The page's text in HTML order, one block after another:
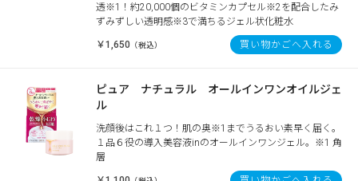
透※1！約20,000個のビタミンカプセル※2を配合したみ
ずみずしい透明感※3で満ちるジェル状化粧水
￥1,650 （税込） 買い物かごへ入れる
ピュア ナチュラル オールインワンオイルジェ
ル
洗顔後はこれ１つ！肌の奥※1までうるおい素早く届く。
１品６役の導入美容液inのオールインワンジェル。※1 角
層